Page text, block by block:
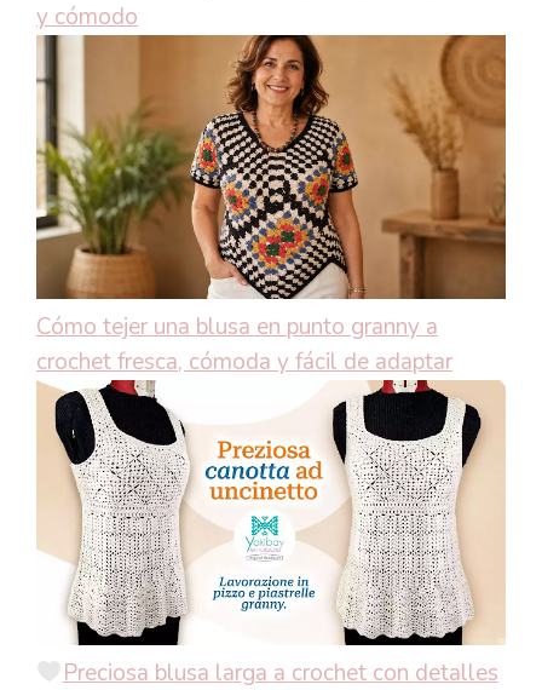
y cómodo
Cómo tejer una blusa en punto granny a
crochet fresca, cómoda y fácil de adaptar
Preciosa blusa larga a crochet con detalles